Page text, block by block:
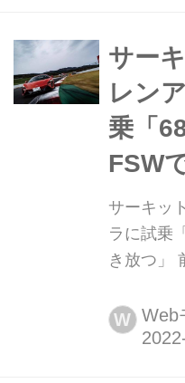
サー
レン
乗「
FSW
サーキッ
ラに試乗
き放つ」
富士スピ
試乗。公
W Web